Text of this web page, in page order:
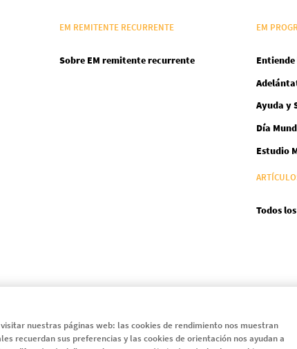
EM REMITENTE RECURRENTE
Sobre EM remitente recurrente
EM
Entiende
Ayuda y
Día
Estudio
Todos
Instagram
LinkedIn
X
nuestras páginas web: las cookies de rendimiento nos muestran
recuerdan sus preferencias y las cookies de orientación nos ayudan a